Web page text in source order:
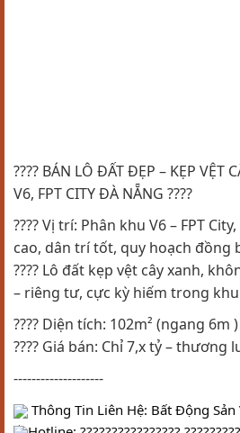
???? BÁN LÔ ĐẤT ĐẸP – KẸP VỆT
V6, FPT CITY ĐÀ NẴNG ????
???? Vị trí: Phân khu V6 – FPT
cao, dân trí tốt, quy hoạch đồng
???? Lô đất kẹp vệt cây xanh,
– riêng tư, cực kỳ hiếm trong
???? Diện tích: 102m² (ngang 6m )
???? Giá bán: Chỉ 7,x tỷ – thương
--------------------
Thông Tin Liên Hệ: Bất Động